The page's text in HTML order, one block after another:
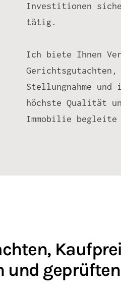
Investitionen
tätig.
Ich biete Ihnen
Stellungnahme
höchste Qualität
Immobilie begleite